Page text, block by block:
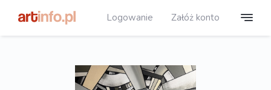
Logowanie Załóż konto